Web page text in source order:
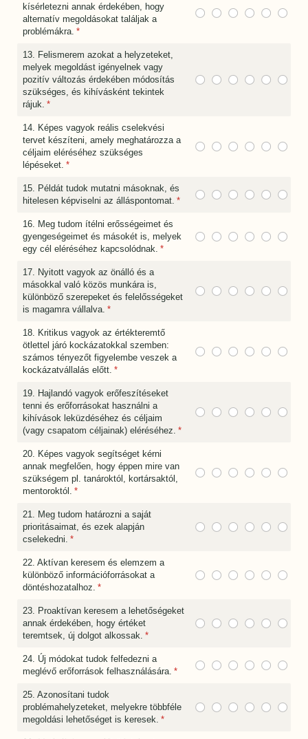
kísérletezni annak érdekében, hogy
alternatív megoldásokat találjak a
problémákra. *
(megadása kötelező)
13. Felismerem azokat a helyzeteket,
melyek megoldást igényelnek vagy
pozitív változás érdekében módosítás
szükséges, és kihívásként tekintek
rájuk. *
(megadása kötelező)
14. Képes vagyok reális cselekvési
tervet készíteni, amely meghatározza a
céljaim eléréséhez szükséges
lépéseket. *
(megadása kötelező)
15. Példát tudok mutatni másoknak, és
hitelesen képviselni az álláspontomat. *
(megadása kötelező)
16. Meg tudom ítélni erősségeimet és
gyengeségeimet és másokét is, melyek
egy cél eléréséhez kapcsolódnak. *
(megadása kötelező)
17. Nyitott vagyok az önálló és a
másokkal való közös munkára is,
különböző szerepeket és felelősségeket
is magamra vállalva. *
(megadása kötelező)
18. Kritikus vagyok az értékteremtő
ötlettel járó kockázatokkal szemben:
számos tényezőt figyelembe veszek a
kockázatvállalás előtt. *
(megadása kötelező)
19. Hajlandó vagyok erőfeszítéseket
tenni és erőforrásokat használni a
kihívások leküzdéséhez és céljaim
(vagy csapatom céljainak) eléréséhez. *
(megadása kötelező)
20. Képes vagyok segítséget kérni
annak megfelően, hogy éppen mire van
szükségem pl. tanároktól, kortársaktól,
mentoroktól.
*
(megadása kötelező)
21. Meg tudom határozni a saját
prioritásaimat, és ezek alapján
cselekedni. *
(megadása kötelező)
22. Aktívan keresem és elemzem a
különböző információforrásokat a
döntéshozatalhoz. *
(megadása kötelező)
23. Proaktívan keresem a lehetőségeket
annak érdekében, hogy értéket
teremtsek, új dolgot alkossak. *
(megadása kötelező)
24. Új módokat tudok felfedezni a
meglévő erőforrások felhasználására. *
(megadása kötelező)
25. Azonosítani tudok
problémahelyzeteket, melyekre többféle
megoldási lehetőséget is keresek. *
(megadása kötelező)